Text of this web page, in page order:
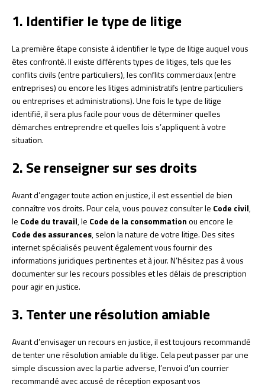
1. Identifier le type de litige
La première étape consiste à identifier le type de litige auquel vous
êtes confronté. Il existe différents types de litiges, tels que les
conflits civils (entre particuliers), les conflits commerciaux (entre
entreprises) ou encore les litiges administratifs (entre particuliers
ou entreprises et administrations). Une fois le type de litige
identifié, il sera plus facile pour vous de déterminer quelles
démarches entreprendre et quelles lois s’appliquent à votre
situation.
2. Se renseigner sur ses droits
Avant d’engager toute action en justice, il est essentiel de bien
connaître vos droits. Pour cela, vous pouvez consulter le Code civil,
le Code du travail, le Code de la consommationou encore le
Code des assurances, selon la nature de votre litige. Des sites
internet spécialisés peuvent également vous fournir des
informations juridiques pertinentes et à jour. N’hésitez pas à vous
documenter sur les recours possibles et les délais de prescription
pour agir en justice.
3. Tenter une résolution amiable
Avant d’envisager un recours en justice, il est toujours recommandé
de tenter une résolution amiable du litige. Cela peut passer par une
simple discussion avec la partie adverse, l’envoi d’un courrier
recommandé avec accusé de réception exposant vos